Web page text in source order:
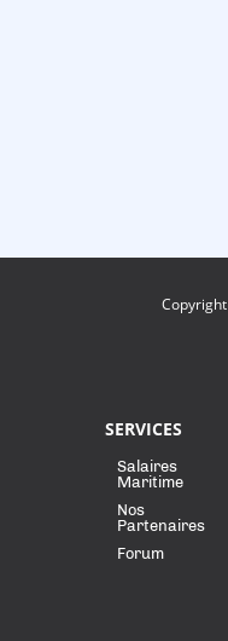
SERVICES
Salaires
Maritime
Nos
Partenaires
Forum